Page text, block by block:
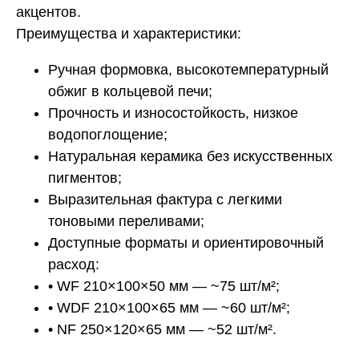
акцентов.
Преимущества и характеристики:
Ручная формовка, высокотемпературный
обжиг в кольцевой печи;
Прочность и износостойкость, низкое
водопоглощение;
Натуральная керамика без искусственных
пигментов;
Выразительная фактура с легкими
тоновыми переливами;
Доступные форматы и ориентировочный
расход:
• WF 210×100×50 мм — ~75 шт/м²;
• WDF 210×100×65 мм — ~60 шт/м²;
• NF 250×120×65 мм — ~52 шт/м².